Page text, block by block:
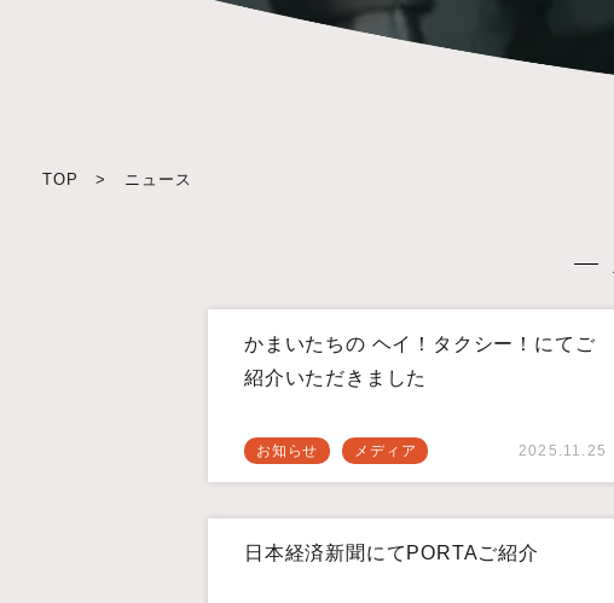
TOP > ニュース
かまいたちの ヘイ！タクシー！にてご
紹介いただきました
お知らせ メディア 2025.11.25
日本経済新聞にてPORTAご紹介